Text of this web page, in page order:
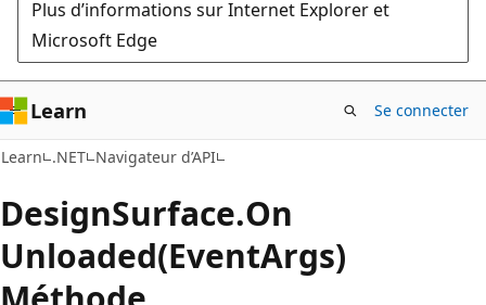
Plus d’informations sur Internet Explorer et
Microsoft Edge
Learn Se connecter
Learn .NET Navigateur d’API
DesignSurface.On
Unloaded(EventArgs)